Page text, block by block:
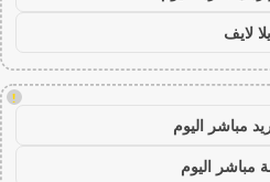
يلا لايف
!
مباشر اليوم
مباشر اليوم